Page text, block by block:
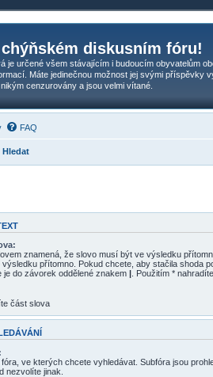
diskusním fóru!
je určené všem stávajícím i budoucím obyvatelům
Máte jedinečnou možnost jej svými příspěvky
cenzurovány a jsou velmi vítané.
FAQ
Hledat
znamená, že slovo musí být ve výsledku
přítomno. Pokud chcete, aby stačila shoda
je do závorek oddělené znakem | . Použitím *
část slova
ve kterých chcete vyhledávat. Subfóra jsou
nezvolíte jinak.